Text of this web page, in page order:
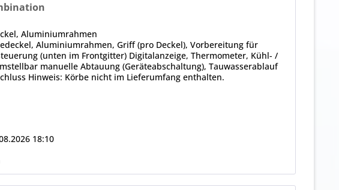
Aluminiumrahmen
Aluminiumrahmen, Griff (pro Deckel), Vorbereitung für
(unten im Frontgitter) Digitalanzeige, Thermometer, Kühl- /
manuelle Abtauung (Geräteabschaltung), Tauwasserablauf
Hinweis: Körbe nicht im Lieferumfang enthalten.
18:10